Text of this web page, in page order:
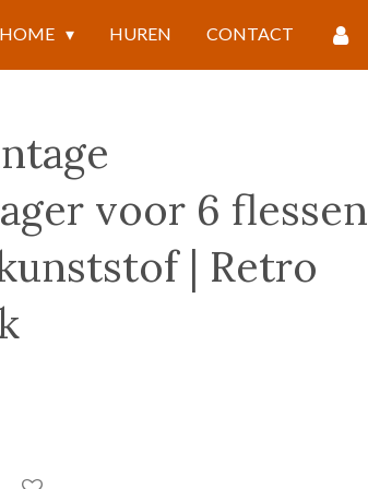
HOME HUREN CONTACT
voor 6 flessen
| Retro